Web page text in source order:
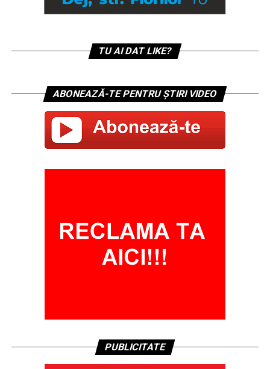
TU AI DAT LIKE?
ABONEAZĂ-TE PENTRU ȘTIRI VIDEO
PUBLICITATE